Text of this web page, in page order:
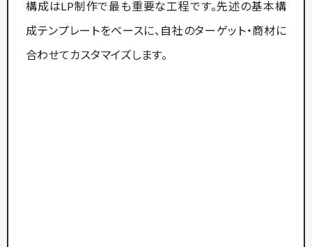
構成はLP制作で最も重要な工程です。先述の基本構
成テンプレートをベースに、自社のターゲット・商材に
合わせてカスタマイズします。